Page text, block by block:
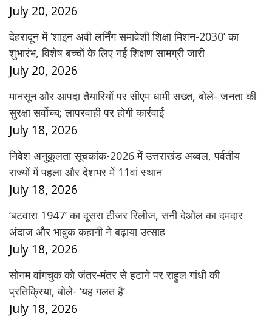
July 20, 2026
देहरादून में ‘शाइन अवी लर्निंग समावेशी शिक्षा मिशन-2030’ का
शुभारंभ, विशेष बच्चों के लिए नई शिक्षण सामग्री जारी
July 20, 2026
मानसून और आपदा तैयारियों पर सीएम धामी सख्त, बोले- जनता की
सुरक्षा सर्वोच्च; लापरवाही पर होगी कार्रवाई
July 18, 2026
निवेश अनुकूलता सूचकांक-2026 में उत्तराखंड अव्वल, पर्वतीय
राज्यों में पहला और देशभर में 11वां स्थान
July 18, 2026
‘बटवारा 1947’ का दूसरा टीजर रिलीज, सनी देओल का दमदार
अंदाज और भावुक कहानी ने बढ़ाया उत्साह
July 18, 2026
सोनम वांगचुक को जंतर-मंतर से हटाने पर राहुल गांधी की
प्रतिक्रिया, बोले- ‘यह गलत है’
July 18, 2026